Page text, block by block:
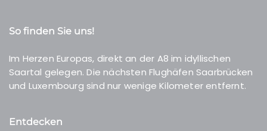
So finden Sie uns!
Im Herzen Europas, direkt an der A8 im idyllischen
Saartal gelegen. Die nächsten Flughäfen Saarbrücken
und Luxembourg sind nur wenige Kilometer entfernt.
Entdecken